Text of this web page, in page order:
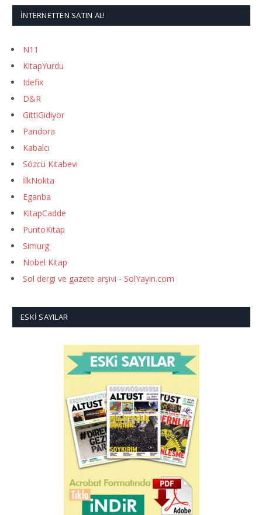
İNTERNETTEN SATIN AL!
N11
KitapYurdu
Idefix
D&R
GittiGidiyor
Pandora
Kabalcı
Sözcü Kitabevi
İlkNokta
Eganba
KitapCadde
PuntoKitap
Simurg
Nobel Kitap
Sol dergi ve gazete arşivi - SolYayin.com
ESKI SAYILAR